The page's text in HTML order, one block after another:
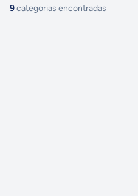
9categorias encontradas